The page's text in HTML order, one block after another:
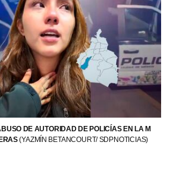
DE AUTORIDAD DE POLICÍAS EN LA M
(YAZMÍN BETANCOURT/ SDPNOTICIAS)